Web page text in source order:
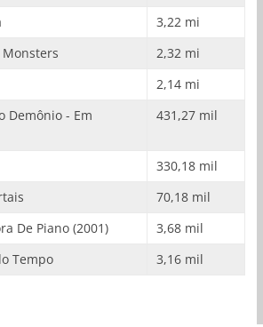
3,22 mi
2,32 mi
2,14 mi
Demônio - Em
431,27 mil
330,18 mil
70,18 mil
De Piano (2001)
3,68 mil
Tempo 3,16 mil